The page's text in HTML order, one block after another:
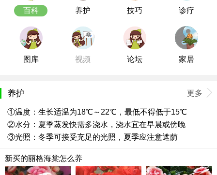
百科 养护 技巧 诊疗
图库 视频 论坛 家居
养护 更多
①温度：生长适温为18℃～22℃，最低不得低于15℃
②水分：夏季蒸发快需多浇水，浇水宜在早晨或傍晚
③光照：冬季可接受充足的光照，夏季应注意遮荫
新买的丽格海棠怎么养